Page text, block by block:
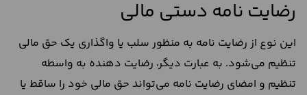
رضایت نامه دستی مالی
این نوع از رضایت نامه به منظور سلب یا واگذاری یک حق مالی
تنظیم می‌شود. به عبارت دیگر، رضایت دهنده به واسطه
تنظیم و امضای رضایت نامه می‌تواند حق مالی خود را ساقط یا